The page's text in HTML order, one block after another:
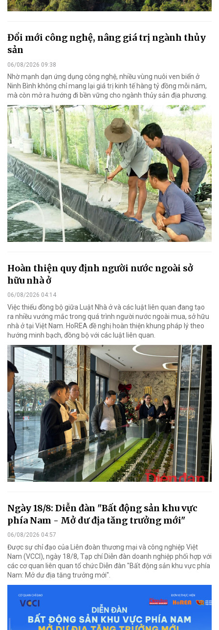
Đổi mới công nghệ, nâng giá trị ngành thủy
sản
06/08/2026 09:38
Nhờ mạnh dạn ứng dụng công nghệ, nhiều vùng nuôi ven biển ở
Ninh Bình không chỉ mang lại giá trị kinh tế hàng tỷ đồng mỗi năm,
mà còn mở ra hướng đi bền vững cho ngành thủy sản địa phương.
Hoàn thiện quy định người nước ngoài sở
hữu nhà ở
06/08/2026 04:14
Việc thiếu đồng bộ giữa Luật Nhà ở và các luật liên quan đang tạo
ra nhiều vướng mắc trong quá trình người nước ngoài mua, sở hữu
nhà ở tại Việt Nam. HoREA đề nghị hoàn thiện khung pháp lý theo
hướng minh bạch, đồng bộ với các luật liên quan.
Ngày 18/8: Diễn đàn "Bất động sản khu vực
phía Nam - Mở dư địa tăng trưởng mới"
06/08/2026 04:57
Được sự chỉ đạo của Liên đoàn thương mại và công nghiệp Việt
Nam (VCCI), ngày 18/8, Tạp chí Diễn đàn doanh nghiệp phối hợp với
các cơ quan liên quan tổ chức Diễn đàn "Bất động sản khu vực phía
Nam: Mở dư địa tăng trưởng mới".